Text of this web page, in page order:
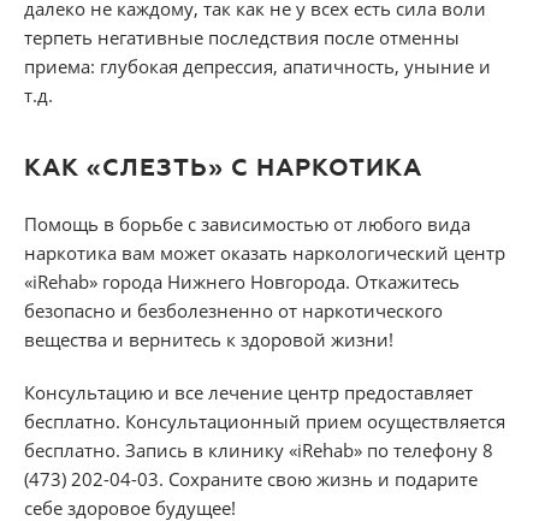
далеко не каждому, так как не у всех есть сила воли
терпеть негативные последствия после отменны
приема: глубокая депрессия, апатичность, уныние и
т.д.
КАК «СЛЕЗТЬ» С НАРКОТИКА
Помощь в борьбе с зависимостью от любого вида
наркотика вам может оказать наркологический центр
«iRehab» города Нижнего Новгорода. Откажитесь
безопасно и безболезненно от наркотического
вещества и вернитесь к здоровой жизни!
Консультацию и все лечение центр предоставляет
бесплатно. Консультационный прием осуществляется
бесплатно. Запись в клинику «iRehab» по телефону 8
(473) 202-04-03. Сохраните свою жизнь и подарите
себе здоровое будущее!